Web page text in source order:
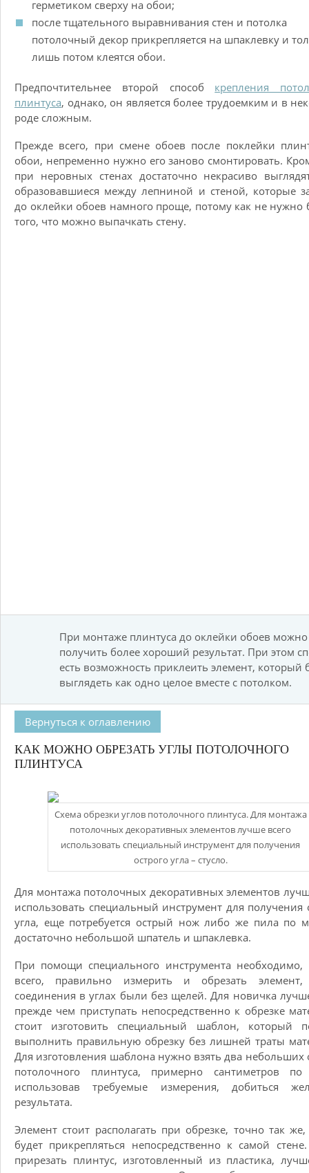
герметиком сверху на обои;
после тщательного выравнивания стен и потолка
потолочный декор прикрепляется на шпаклевку и
лишь потом клеятся обои.
Предпочтительнее второй способ крепления
плинтуса, однако, он является более трудоемким и в
роде сложным.
Прежде всего, при смене обоев после поклейки
обои, непременно нужно его заново смонтировать.
при неровных стенах достаточно некрасиво
образовавшиеся между лепниной и стеной, которые
до оклейки обоев намного проще, потому как не нужно
того, что можно выпачкать стену.
При монтаже плинтуса до оклейки обоев можно
получить более хороший результат. При этом
есть возможность приклеить элемент, который
выглядеть как одно целое вместе с потолком.
Вернуться к оглавлению
КАК МОЖНО ОБРЕЗАТЬ УГЛЫ ПОТОЛОЧНОГО
ПЛИНТУСА
Схема обрезки углов потолочного плинтуса. Для монтажа
потолочных декоративных элементов лучше всего
использовать специальный инструмент для получения
острого угла – стусло.
Для монтажа потолочных декоративных элементов
использовать специальный инструмент для получения
угла, еще потребуется острый нож либо же пила по
достаточно небольшой шпатель и шпаклевка.
При помощи специального инструмента необходимо,
всего, правильно измерить и обрезать
соединения в углах были без щелей. Для новичка
прежде чем приступать непосредственно к обрезке
стоит изготовить специальный шаблон, который
выполнить правильную обрезку без лишней траты
Для изготовления шаблона нужно взять два небольших
потолочного плинтуса, примерно сантиметров
использовав требуемые измерения, добиться
результата.
Элемент стоит располагать при обрезке, точно так
будет прикрепляться непосредственно к самой
прирезать плинтус, изготовленный из пластика,